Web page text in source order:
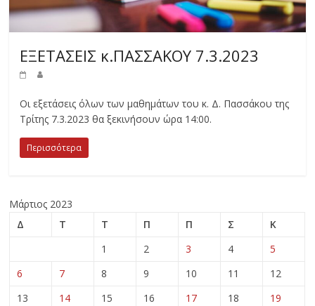
ΕΞΕΤΑΣΕΙΣ κ.ΠΑΣΣΑΚΟΥ 7.3.2023
Οι εξετάσεις όλων των μαθημάτων του κ. Δ. Πασσάκου της
Τρίτης 7.3.2023 θα ξεκινήσουν ώρα 14:00.
Περισσότερα
Μάρτιος 2023
Δ
Τ Τ Π Π Σ
Κ
1
2 3 4
5
6
7 8 9 10 11
12
13
14 15 16 17 18
19